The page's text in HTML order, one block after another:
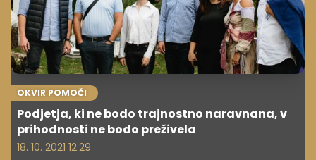
OKVIR POMOČI
Podjetja, ki ne bodo trajnostno naravnana, v
prihodnosti ne bodo preživela
18. 10. 2021 12.29